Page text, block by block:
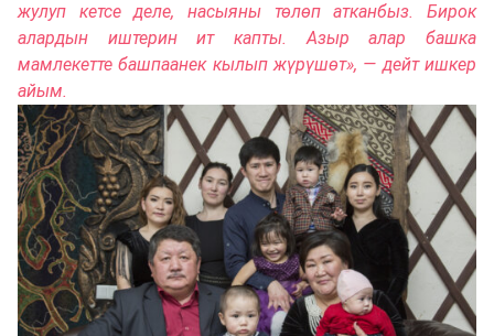
жулуп кетсе деле, насыяны төлөп атканбыз. Бирок
алардын иштерин ит капты. Азыр алар башка
мамлекетте башпаанек кылып жүрүшөт», — дейт ишкер
айым.